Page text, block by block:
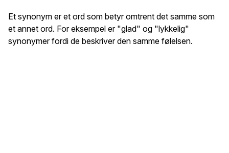
Et synonym er et ord som betyr omtrent det samme som
et annet ord. For eksempel er "glad" og "lykkelig"
synonymer fordi de beskriver den samme følelsen.